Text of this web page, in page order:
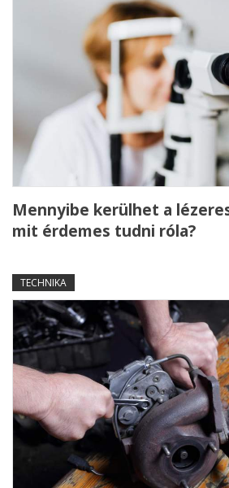
Mennyibe kerülhet a
mit érdemes tudni róla?
TECHNIKA